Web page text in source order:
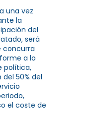
una vez
la
del
será
concurra
a lo
política,
50% del
el coste de